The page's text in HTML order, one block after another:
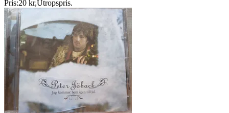
Pris:20 kr,Utropspris.